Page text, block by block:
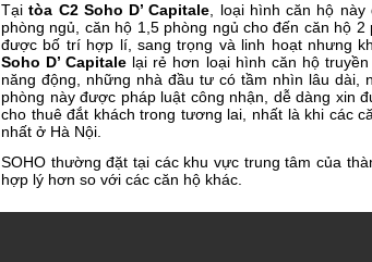
Tạitòa C2 Soho D’ Capitale , loại hình căn hộ
phòng ngủ, căn hộ 1,5 phòng ngủ cho đến căn hộ
được bố trí hợp lí, sang trọng và linh hoạt nhưng
Soho D’ Capitale lại rẻ hơn loại hình căn hộ
năng động, những nhà đầu tư có tầm nhìn lâu
phòng này được pháp luật công nhận, dễ dàng xin
cho thuê đắt khách trong tương lai, nhất là khi các
nhất ở Hà Nội.
SOHO thường đặt tại các khu vực trung tâm của
hợp lý hơn so với các căn hộ khác.